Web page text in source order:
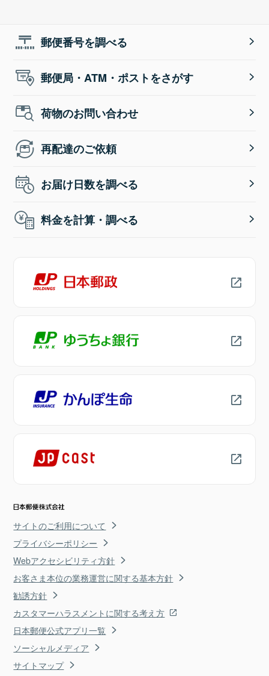
郵便番号を調べる
郵便局・ATM・ポストをさがす
荷物のお問い合わせ
再配達のご依頼
お届け日数を調べる
料金を計算・調べる
サイトのご利用について
プライバシーポリシー
Webアクセシビリティ方針
お客さま本位の業務運営に関する基本方針
勧誘方針
カスタマーハラスメントに関する考え方
日本郵便公式アプリ一覧
ソーシャルメディア
サイトマップ